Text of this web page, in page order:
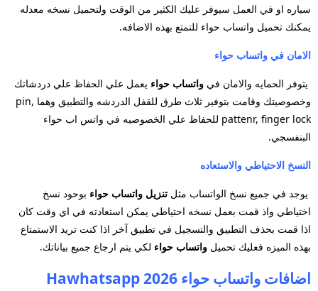
سياره او في العمل سيوفر عليك الكثير من الوقت ولتحميل نسخه معدله
يمكنك تحميل واتساب حواء للتمتع بهذه الاضافه.
الامان في واتساب حواء
يتوفر الحمايه والامان في واتساب حواء يعمل علي الحفاظ علي دردشاتك
وخصوصيتك وقامت بتوفير ثلاث
طرق للقفل الدردشه والتطبيق وهما pin,
pattenr, finger lock للحفاظ علي الخصوصيه في واتس اب حواء
البنفسجي.
النسخ الاحتياطي والاستعاده
يوجد في جميع نسخ الواتساب مثل تنزيل واتساب حواء بوحود نسخ
اختياطي واذ قمت بعمل نسخه احتياطي يمكن استعادته في اي وقت كان
اذا قمت بحذف التطبيق والتسجيل في تطبيق آخر اذا كنت تريد الاستمتاع
بهذه الميزه فعليك تحميل واتساب حواء لكي يتم ارجاع جميع بياناتك.
اضافات واتساب حواء 2026 Hawhatsapp